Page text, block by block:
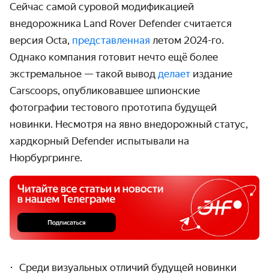
Сейчас самой суровой модификацией
внедорожника Land Rover Defender считается
версия Octa, представленная летом 2024-го.
Однако компания готовит нечто ещё более
экстремальное — такой вывод делает издание
Carscoops, опубликовавшее шпионские
фотографии тестового прототипа будущей
новинки. Несмотря на явно внедорожный статус,
хардкорный Defender испытывали на
Нюрбургринге.
Среди визуальных отличий будущей новинки